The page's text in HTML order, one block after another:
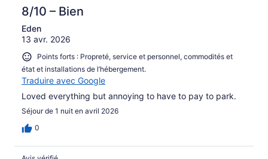
8/10 – Bien
Eden
13 avr. 2026
Points forts : Propreté, service et personnel, commodités et
état et installations de l’hébergement.
Traduire avec Google
Loved everything but annoying to have to pay to park.
Séjour de 1 nuit en avril 2026
0